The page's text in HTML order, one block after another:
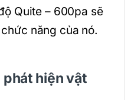
Quite – 600pa sẽ
năng của nó.
phát hiện vật